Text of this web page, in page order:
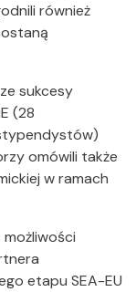
również
sukcesy
(28
omówili także
w ramach
etapu SEA-EU